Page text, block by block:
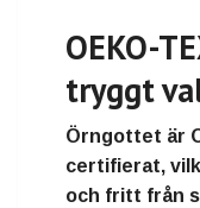
OEKO-
tryggt
Örngottet är
certifierat,
och fritt från